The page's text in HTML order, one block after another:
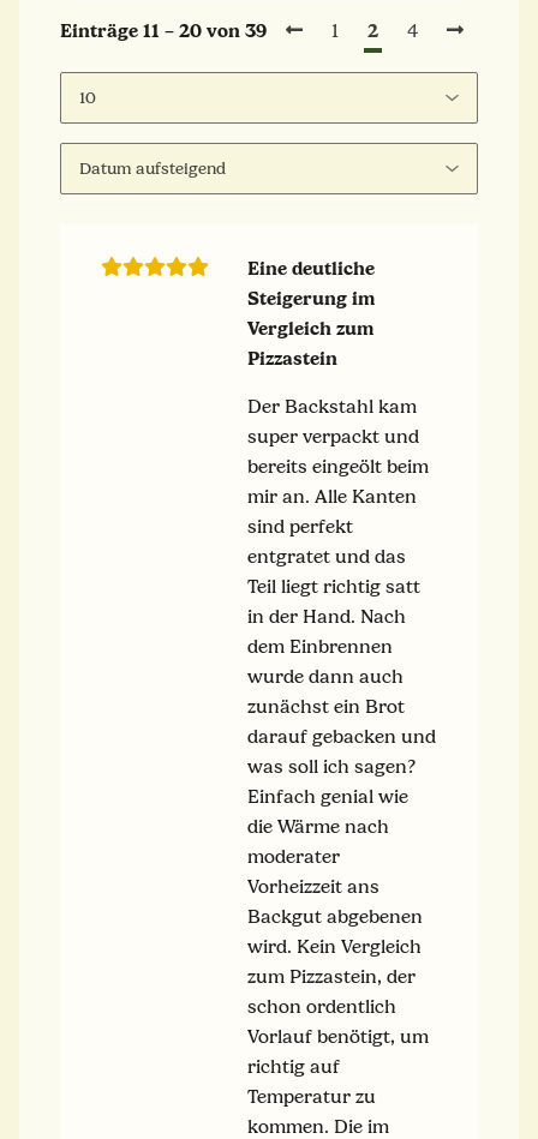
Einträge 11 – 20 von 39 1 2 4
Eine deutliche
Steigerung im
Vergleich zum
Pizzastein
Der Backstahl kam
super verpackt und
bereits eingeölt beim
mir an. Alle Kanten
sind perfekt
entgratet und das
Teil liegt richtig satt
in der Hand. Nach
dem Einbrennen
wurde dann auch
zunächst ein Brot
darauf gebacken und
was soll ich sagen?
Einfach genial wie
die Wärme nach
moderater
Vorheizzeit ans
Backgut abgebenen
wird. Kein Vergleich
zum Pizzastein, der
schon ordentlich
Vorlauf benötigt, um
richtig auf
Temperatur zu
kommen. Die im